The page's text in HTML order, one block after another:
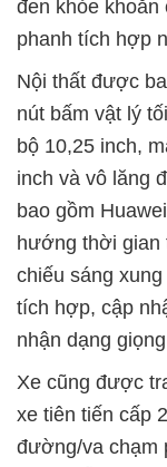
đen khỏe khoắn
phanh tích hợp
Nội thất được
nút bấm vật lý
bộ 10,25 inch,
inch và vô lăng
bao gồm
hướng thời gian
chiếu sáng
tích hợp, cập
nhận dạng
Xe cũng được
xe tiên tiến cấp
đường/va chạm